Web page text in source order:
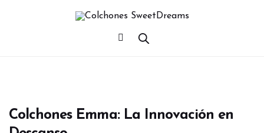
Colchones Emma: La Innovación en